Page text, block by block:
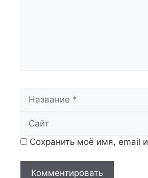
Сохранить моё имя, email